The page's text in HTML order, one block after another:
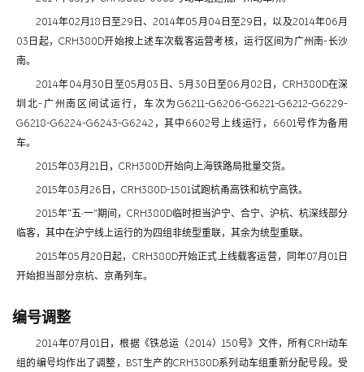
2014年02月18日至29日、2014年05月04日至29日，以及2014年06月
03日起，CRH380D开始按上述车次载客运营考核，运行区间为广州南-长沙
南。
2014年04月30日至05月03日、5月30日至06月02日，CRH380D在深
圳北-广州南区间试运行，车次为G6211-G6206-G6221-G6212-G6229-
G6218-G6224-G6243-G6242，其中6602号上线运行，6601号作为备用
车。
2015年03月21日，CRH380D开始向上海铁路局批量交货。
2015年03月26日，CRH380D-1501试跑杭甬高铁和杭宁高铁。
2015年“五·一”期间，CRH380D临时担当沪宁、合宁、沪杭、杭深线部分
临客，其中在沪宁线上运行的为四组非统型重联，其余为统型重联。
2015年05月20日起，CRH380D开始正式上线载客运营，同年07月01日
开始担当部分京杭、京甬列车。
编号调整
2014年07月01日，根据《铁总运（2014）150号》文件，所有CRH动车
组的编号均作出了调整，BST生产的CRH380D系列动车组重新分配号段。受